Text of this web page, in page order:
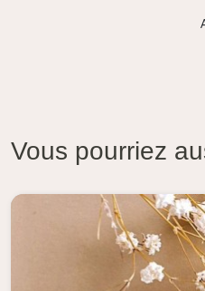
Vous pourriez